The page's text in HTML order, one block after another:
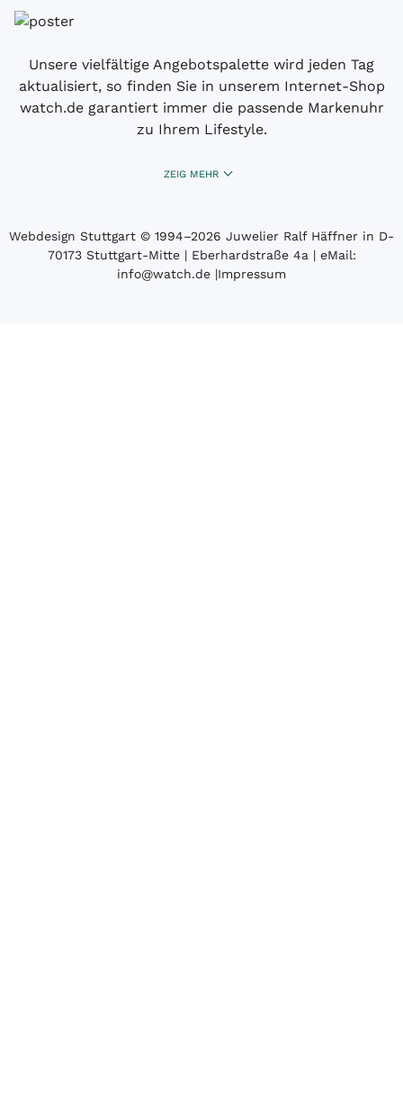
Unsere vielfältige Angebotspalette wird jeden Tag
aktualisiert, so finden Sie in unserem Internet-Shop
watch.de garantiert immer die passende Markenuhr
zu Ihrem Lifestyle.
ZEIG MEHR
Webdesign Stuttgart © 1994­–2026 Juwelier Ralf Häffner in D-
70173 Stuttgart-Mitte | Eberhardstraße 4a | eMail:
info@watch.de |Impressum